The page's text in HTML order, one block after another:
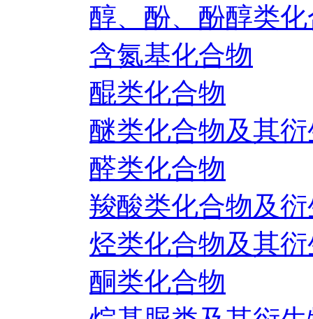
醇、酚、酚醇类
含氮基化合物
醌类化合物
醚类化合物及其
醛类化合物
羧酸类化合物及
烃类化合物及其
酮类化合物